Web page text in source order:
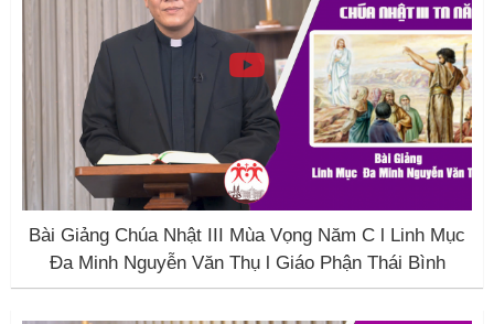
Bài Giảng Chúa Nhật III Mùa Vọng Năm C l Linh Mục
Đa Minh Nguyễn Văn Thụ l Giáo Phận Thái Bình